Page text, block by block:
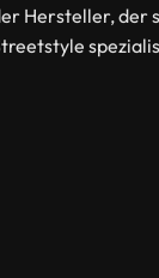
Hersteller, der